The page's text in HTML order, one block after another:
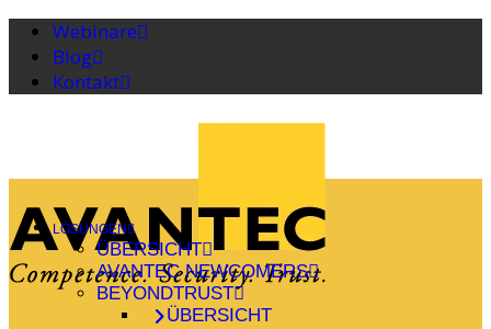
Webinare
Blog
Kontakt
LÖSUNGEN
ÜBERSICHT
AVANTEC NEWCOMERS
BEYONDTRUST
ÜBERSICHT